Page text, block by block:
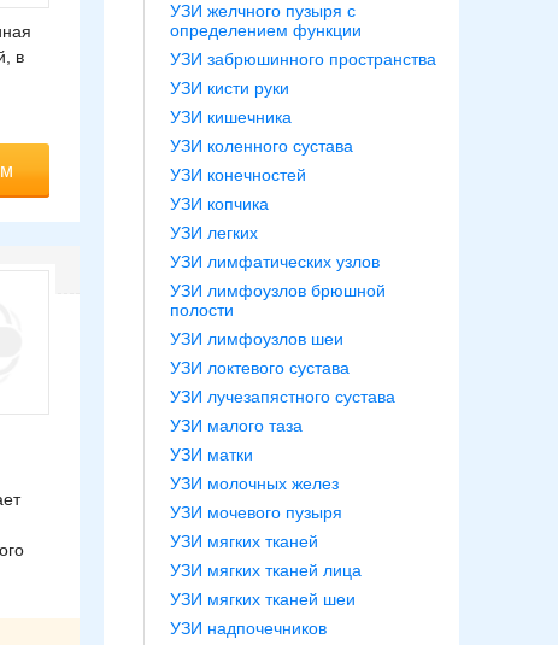
в
УЗИ желчного пузыря с
определением функции
УЗИ забрюшинного пространства
УЗИ кисти руки
УЗИ кишечника
УЗИ коленного сустава
УЗИ конечностей
УЗИ копчика
УЗИ легких
УЗИ лимфатических узлов
УЗИ лимфоузлов брюшной
полости
УЗИ лимфоузлов шеи
УЗИ локтевого сустава
УЗИ лучезапястного сустава
УЗИ малого таза
УЗИ матки
УЗИ молочных желез
УЗИ мочевого пузыря
УЗИ мягких тканей
УЗИ мягких тканей лица
УЗИ мягких тканей шеи
УЗИ надпочечников